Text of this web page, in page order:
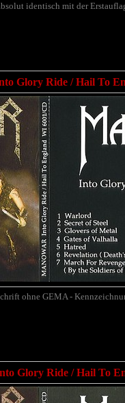
identisch mit der
Glory Ride / Hail To
ohne GEMA -
Glory Ride / Hail To